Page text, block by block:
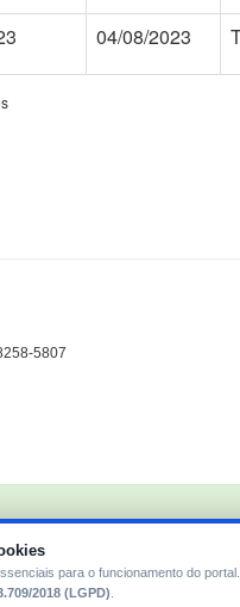
para o funcionamento do
2018 (LGPD)
04/08/2023
5807